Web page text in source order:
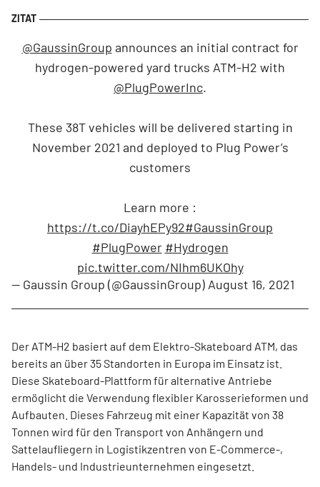
@GaussinGroup announces an initial contract for
hydrogen-powered yard trucks ATM-H2 with
@PlugPowerInc.
These 38T vehicles will be delivered starting in
November 2021 and deployed to Plug Power’s
customers
Learn more :
https://t.co/DiayhEPy92#GaussinGroup
#PlugPower #Hydrogen
pic.twitter.com/NIhm6UKOhy
— Gaussin Group (@GaussinGroup) August 16, 2021
Der ATM-H2 basiert auf dem Elektro-Skateboard ATM, das
bereits an über 35 Standorten in Europa im Einsatz ist.
Diese Skateboard-Plattform für alternative Antriebe
ermöglicht die Verwendung flexibler Karosserieformen und
Aufbauten. Dieses Fahrzeug mit einer Kapazität von 38
Tonnen wird für den Transport von Anhängern und
Sattelaufliegern in Logistikzentren von E-Commerce-,
Handels- und Industrieunternehmen eingesetzt.